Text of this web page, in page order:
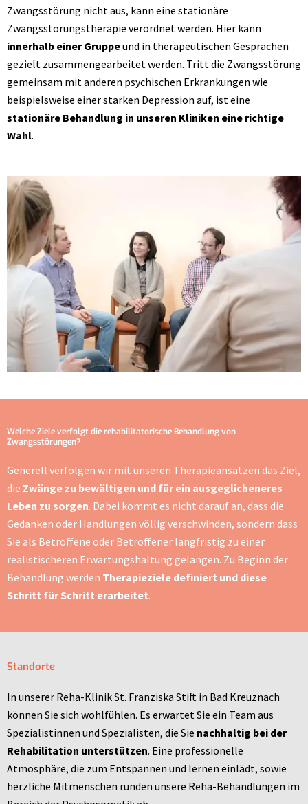
Zwangsstörung nicht aus, kann eine stationäre
Zwangsstörungstherapie verordnet werden. Hier kann
innerhalb einer Gruppeund in therapeutischen Gesprächen
gezielt zusammengearbeitet werden. Tritt die Zwangsstörung
gemeinsam mit anderen psychischen Erkrankungen wie
beispielsweise einer starken Depression auf, ist eine
stationäre Behandlung in unseren Kliniken eine richtige
Wahl.
Welche Ziele verfolgt die rehabilitatorische Behandlung von
Zwangsstörungen?
Generell verfolgen wir mit unseren Therapieansätzen das Ziel,
die Zwänge zu bewältigen und für ein ausgeglicheneres
Leben zu sorgen. Dabei kommt es nicht darauf an, dass die
Gedanken oder Handlungen völlig verschwinden, sondern dass
Sie als Betroffene oder Betroffener langfristig zu einer
realistischeren Erwartungshaltung gelangen. Zu Beginn der
Behandlung werden Therapieziele definiert und diese
Schritt für Schritt erarbeitet.
Standorte
In unserer Reha-Klinik St. Franziska Stift in Bad Kreuznach
können Sie sich wohlfühlen. Es erwartet Sie ein Team aus
Spezialistinnen und Spezialisten, die Sie nachhaltig bei der
Rehabilitation unterstützen. Eine professionelle
Atmosphäre, die zum Entspannen und lernen einlädt, sowie
herzliche Mitmenschen runden unsere Reha-Behandlungen im